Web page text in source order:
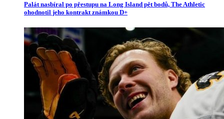
Palát nasbíral po přestupu na Long Island pět bodů, The Athletic
ohodnotil jeho kontrakt známkou D+